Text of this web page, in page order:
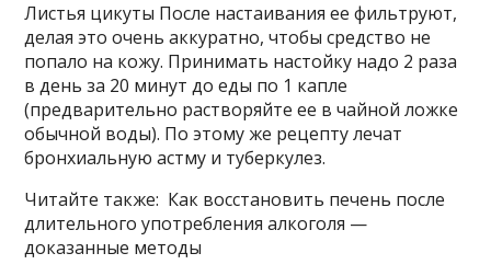
Листья цикуты После настаивания ее фильтруют,
делая это очень аккуратно, чтобы средство не
попало на кожу. Принимать настойку надо 2 раза
в день за 20 минут до еды по 1 капле
(предварительно растворяйте ее в чайной ложке
обычной воды). По этому же рецепту лечат
бронхиальную астму и туберкулез.
Читайте также: Как восстановить печень после
длительного употребления алкоголя —
доказанные методы